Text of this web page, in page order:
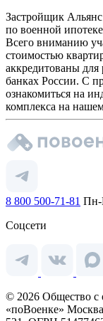
Застройщик
по военной
Всего вниманию
стоимостью
аккредитованы
банках России. С
ознакомиться на
комплекса на
8 800 500-71-81 Пн-
Соцсети
© 2026 Общество с
«поВоенке»